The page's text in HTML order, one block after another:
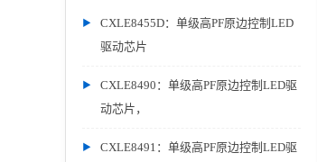
CXLE8455D：单级高PF原边控制LED
驱动芯片
CXLE8490：单级高PF原边控制LED驱
动芯片，
CXLE8491：单级高PF原边控制LED驱